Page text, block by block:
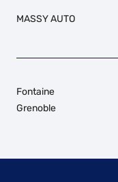
MASSY AUTO
Fontaine
Grenoble